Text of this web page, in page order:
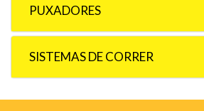
PUXADORES
SISTEMAS DE CORRER